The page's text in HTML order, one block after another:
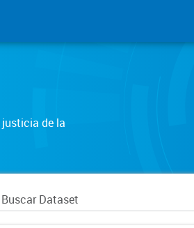
de la